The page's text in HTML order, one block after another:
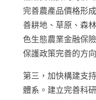
完善農產品價格形
善耕地、草原、森
色生態農業金融保
保護政策完善的方
第三，加快構建支
體系。建立完善科